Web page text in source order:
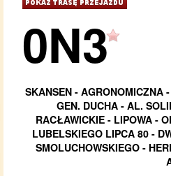
0N3
SKANSEN - AGRONOMICZNA
GEN. DUCHA - AL.
RACŁAWICKIE - LIPOWA -
LUBELSKIEGO LIPCA 80 -
SMOLUCHOWSKIEGO -